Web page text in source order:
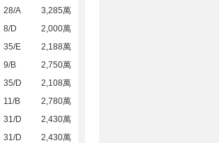
28/A
3,285萬
8/D
2,000萬
35/E
2,188萬
9/B
2,750萬
35/D
2,108萬
11/B
2,780萬
31/D
2,430萬
31/D
2,430萬